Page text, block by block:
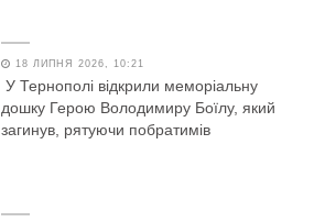
18 ЛИПНЯ 2026, 10:21
У Тернополі відкрили меморіальну
дошку Герою Володимиру Боїлу, який
загинув, рятуючи побратимів